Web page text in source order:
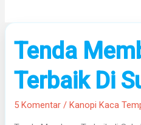
Tenda
Terbaik Di
5 Komentar /Kanopi Kaca
Tenda
Membran
Terbaik
Di
Sukabumi